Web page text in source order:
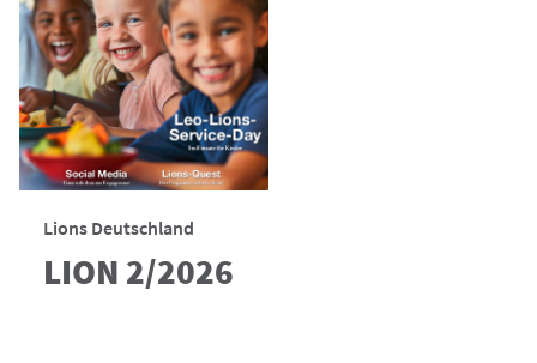
Lions Deutschland
LION 2/2026